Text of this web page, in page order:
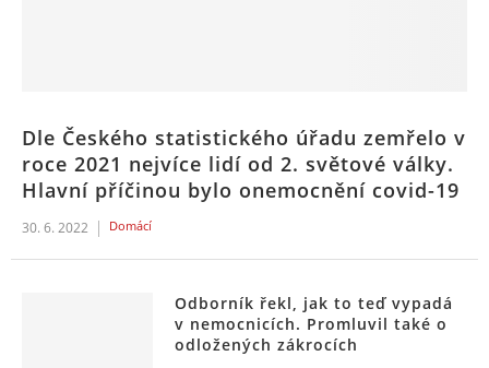
Dle Českého statistického úřadu zemřelo v
roce 2021 nejvíce lidí od 2. světové války.
Hlavní příčinou bylo onemocnění covid-19
30. 6. 2022 Domácí
Odborník řekl, jak to teď vypadá
v nemocnicích. Promluvil také o
odložených zákrocích